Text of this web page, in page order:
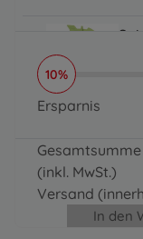
10%
Ersparnis
Gesamtsumme
(inkl. MwSt.)
Versand
In den